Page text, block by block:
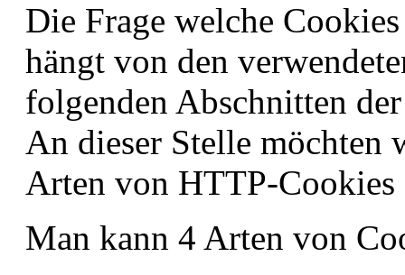
Die Frage welche
hängt von den
folgenden Abschnitten
An dieser Stelle möchten
Arten von HTTP-Cookies
Man kann 4 Arten von